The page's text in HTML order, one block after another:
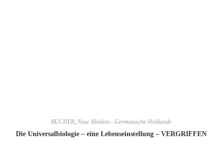
BÜCHER, Neue Medizin - Germanische Heilkunde
Die Universalbiologie – eine Lebenseinstellung – VERGRIFFEN